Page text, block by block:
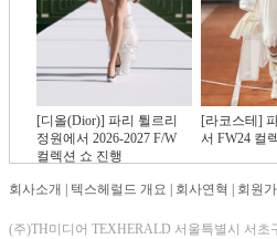
[디올(Dior)] 파리 튈르리
정원에서 2026-2027 F/W
컬렉션 쇼 진행
[라코스테]
서 FW24 컬
회사소개 텍스헤럴드 개요 회사연혁 회원
(주)TH미디어 TEXHERALD 서울특별시 서초